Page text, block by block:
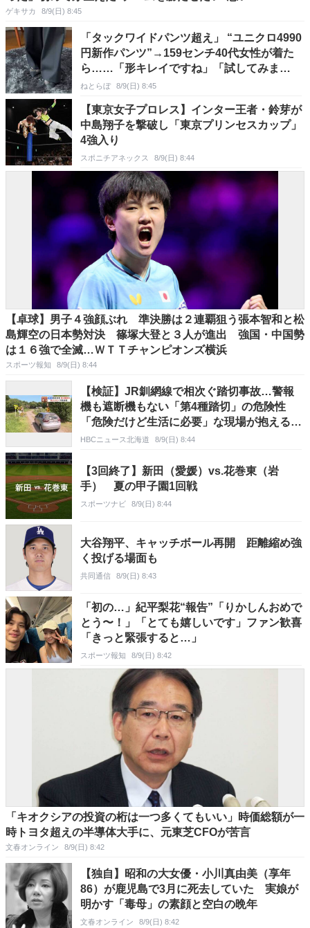
ゲキサカ 8/9(日) 8:45
「タックワイドパンツ超え」 “ユニクロ4990
円新作パンツ”→159センチ40代女性が着た
ら……「形キレイですね」「試してみま
す！」
ねとらぼ 8/9(日) 8:45
【東京女子プロレス】インター王者・鈴芽が
中島翔子を撃破し「東京プリンセスカップ」
4強入り
スポニチアネックス 8/9(日) 8:44
【卓球】男子４強顔ぶれ 準決勝は２連覇狙う張本智和と松
島輝空の日本勢対決 篠塚大登と３人が進出 強国・中国勢
は１６強で全滅…ＷＴＴチャンピオンズ横浜
スポーツ報知 8/9(日) 8:44
【検証】JR釧網線で相次ぐ踏切事故…警報
機も遮断機もない「第4種踏切」の危険性
「危険だけど生活に必要」な現場が抱える課
題とは
HBCニュース北海道 8/9(日) 8:44
【3回終了】新田（愛媛）vs.花巻東（岩
手） 夏の甲子園1回戦
スポーツナビ 8/9(日) 8:44
大谷翔平、キャッチボール再開 距離縮め強
く投げる場面も
共同通信 8/9(日) 8:43
「初の…」紀平梨花“報告”「りかしんおめで
とう〜！」「とても嬉しいです」ファン歓喜
「きっと緊張すると…」
スポーツ報知 8/9(日) 8:42
「キオクシアの投資の桁は一つ多くてもいい」時価総額が一
時トヨタ超えの半導体大手に、元東芝CFOが苦言
文春オンライン 8/9(日) 8:42
【独自】昭和の大女優・小川真由美（享年
86）が鹿児島で3月に死去していた 実娘が
明かす「毒母」の素顔と空白の晩年
文春オンライン 8/9(日) 8:42